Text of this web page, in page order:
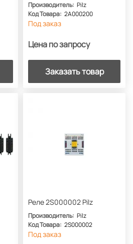
Производитель: Pilz
Код Товара: 2A000200
Под заказ
Цена по запросу
Заказать товар
Реле 2S000002 Pilz
Производитель: Pilz
Код Товара: 2S000002
Под заказ